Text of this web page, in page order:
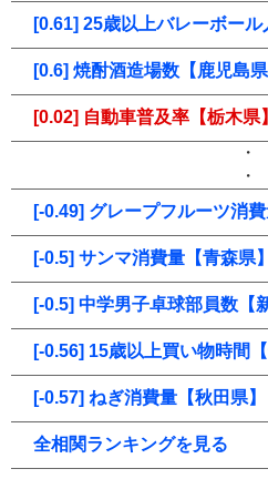
[0.61] 25歳以上バレーボール
[0.6] 焼酎酒造場数【鹿児島県
[0.02] 自動車普及率【栃木県】
・
・
[-0.49] グレープフルーツ消費
[-0.5] サンマ消費量【青森県】
[-0.5] 中学男子卓球部員数【
[-0.56] 15歳以上買い物時間【
[-0.57] ねぎ消費量【秋田県】
全相関ランキングを見る